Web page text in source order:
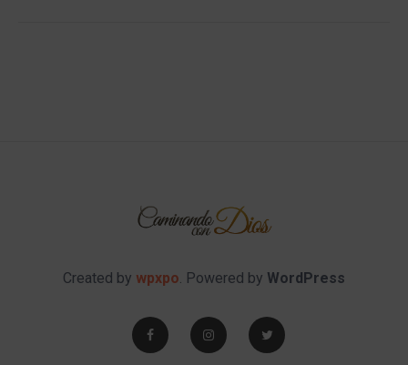
Created by wpxpo. Powered by WordPress